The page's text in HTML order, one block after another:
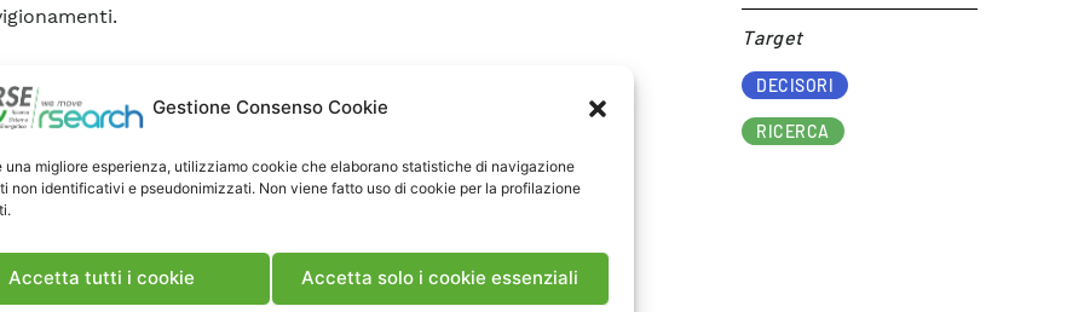
Gestione Consenso Cookie
una migliore esperienza, utilizziamo cookie che elaborano statistiche di navigazione
non identificativi e pseudonimizzati. Non viene fatto uso di cookie per la profilazione
Accetta tutti i cookie Accetta solo i cookie essenziali
che presenta diverse potenzialità per giocare un ruolo
nel processo di transizione energetica. Tuttavia, ci sono alcuni
devono essere affrontati con la massima urgenza per non
fermo ai blocchi di partenza questo settore, creando così
sul nostro Paese e, quindi, sulla collettività.
una visione olistica degli aspetti che richiedono studi e
per rilanciare il settore idroelettrico attraendo
Target​
DECISORI
RICERCA